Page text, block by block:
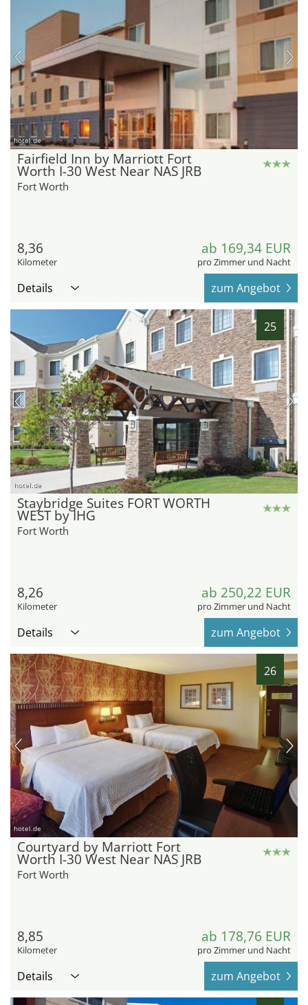
hotel.de
Fairfield Inn by Marriott Fort
Worth I-30 West Near NAS JRB
Fort Worth
8,36
Kilometer
ab 169,34 EUR
pro Zimmer und Nacht
Details zum Angebot
25
hotel.de
Staybridge Suites FORT WORTH
WEST by IHG
Fort Worth
8,26
Kilometer
ab 250,22 EUR
pro Zimmer und Nacht
Details zum Angebot
26
hotel.de
Courtyard by Marriott Fort
Worth I-30 West Near NAS JRB
Fort Worth
8,85
Kilometer
ab 178,76 EUR
pro Zimmer und Nacht
Details zum Angebot